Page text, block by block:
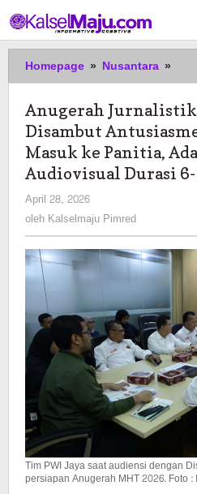
ke
konten
Homepage » Nusantara »
MHT
2026
Ada
6-
15
Anugerah Jurnalistik
Disambut
Masuk ke Panitia,
Audiovisual Durasi
April 28, 2026
Kalselmaju
Pimred
oleh Kalselmaju Pimred
Tim PWI Jaya saat audiensi dengan
persiapan Anugerah MHT 2026. Foto :